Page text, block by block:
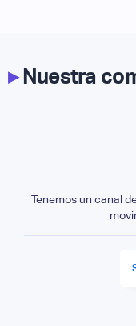
▸Nuestra
Tenemos un canal